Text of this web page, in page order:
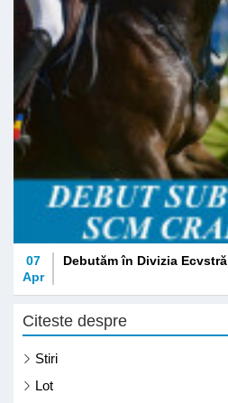
07
Apr
Debutăm în Divizia Ecvstră
Citeste despre
Stiri
Lot